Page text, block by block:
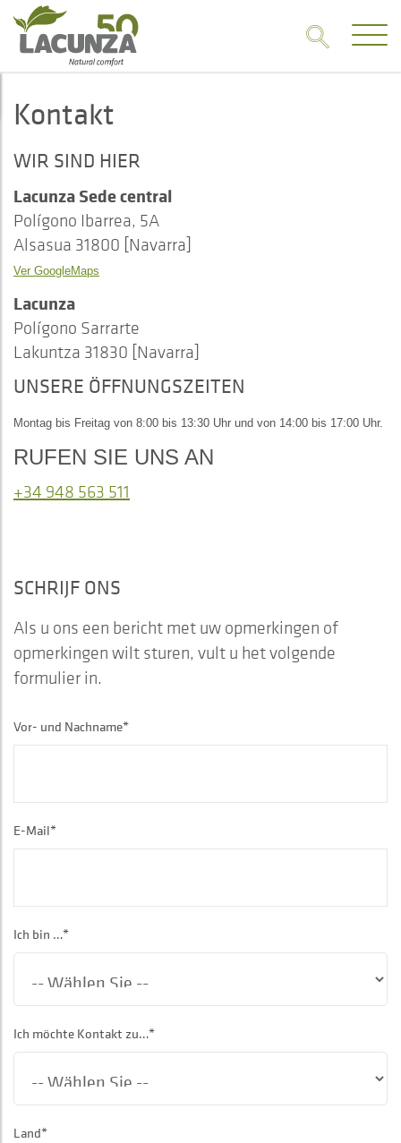
Kontakt
WIR SIND HIER
Lacunza Sede central
Polígono Ibarrea, 5A
Alsasua 31800 [Navarra]
Ver GoogleMaps
Lacunza
Polígono Sarrarte
Lakuntza 31830 [Navarra]
UNSERE ÖFFNUNGSZEITEN
Montag bis Freitag von 8:00 bis 13:30 Uhr und von 14:00 bis 17:00 Uhr.
RUFEN SIE UNS AN
+34 948 563 511
SCHRIJF ONS
Als u ons een bericht met uw opmerkingen of
opmerkingen wilt sturen, vult u het volgende
formulier in.
Vor- und Nachname*
E-Mail*
Ich bin …*
Ich möchte Kontakt zu…*
Land*